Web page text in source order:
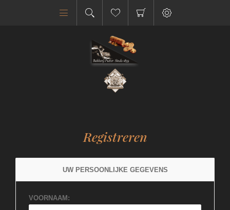
Registreren
UW PERSOONLIJKE GEGEVENS
VOORNAAM: